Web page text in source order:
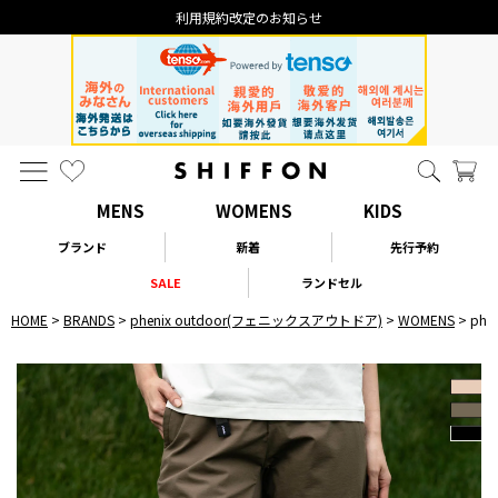
MENS WOMENS KIDS
ブランド 新着
先行予約
SALE
ランドセル
HOME BRANDS phenix outdoor(フェニックスアウトドア) WOMENS